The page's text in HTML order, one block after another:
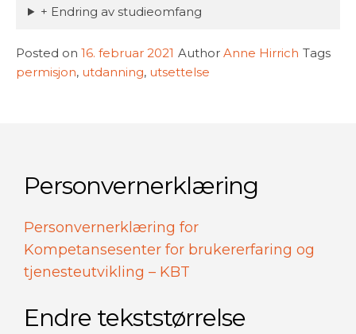
+ Endring av studieomfang
Posted on 16. februar 2021 Author Anne Hirrich Tags
permisjon, utdanning, utsettelse
Personvernerklæring
Personvernerklæring for
Kompetansesenter for brukererfaring og
tjenesteutvikling – KBT
Endre tekststørrelse